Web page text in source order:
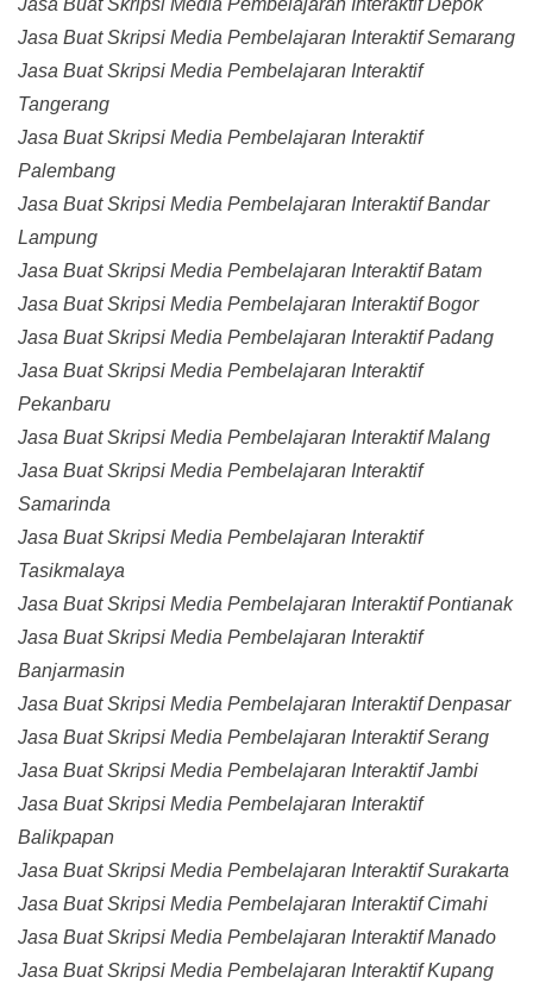
Jasa Buat Skripsi Media Pembelajaran Interaktif Depok
Jasa Buat Skripsi Media Pembelajaran Interaktif Semarang
Jasa Buat Skripsi Media Pembelajaran Interaktif
Tangerang
Jasa Buat Skripsi Media Pembelajaran Interaktif
Palembang
Jasa Buat Skripsi Media Pembelajaran Interaktif Bandar
Lampung
Jasa Buat Skripsi Media Pembelajaran Interaktif Batam
Jasa Buat Skripsi Media Pembelajaran Interaktif Bogor
Jasa Buat Skripsi Media Pembelajaran Interaktif Padang
Jasa Buat Skripsi Media Pembelajaran Interaktif
Pekanbaru
Jasa Buat Skripsi Media Pembelajaran Interaktif Malang
Jasa Buat Skripsi Media Pembelajaran Interaktif
Samarinda
Jasa Buat Skripsi Media Pembelajaran Interaktif
Tasikmalaya
Jasa Buat Skripsi Media Pembelajaran Interaktif Pontianak
Jasa Buat Skripsi Media Pembelajaran Interaktif
Banjarmasin
Jasa Buat Skripsi Media Pembelajaran Interaktif Denpasar
Jasa Buat Skripsi Media Pembelajaran Interaktif Serang
Jasa Buat Skripsi Media Pembelajaran Interaktif Jambi
Jasa Buat Skripsi Media Pembelajaran Interaktif
Balikpapan
Jasa Buat Skripsi Media Pembelajaran Interaktif Surakarta
Jasa Buat Skripsi Media Pembelajaran Interaktif Cimahi
Jasa Buat Skripsi Media Pembelajaran Interaktif Manado
Jasa Buat Skripsi Media Pembelajaran Interaktif Kupang